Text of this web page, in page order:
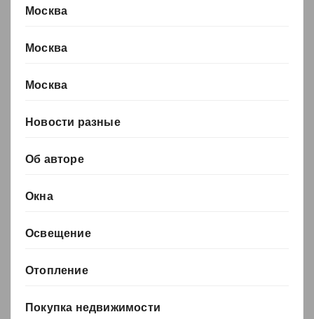
Москва
Москва
Москва
Новости разные
Об авторе
Окна
Освещение
Отопление
Покупка недвижимости